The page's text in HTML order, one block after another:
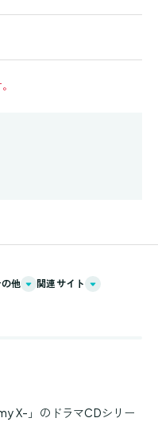
他 関連サイト
X-」のドラマCDシリー